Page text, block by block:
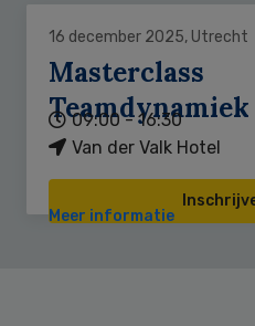
16 december 2025, Utrecht
Masterclass
Teamdynamiek
09:00 - 16:30
Van der Valk Hotel
Meer informatie